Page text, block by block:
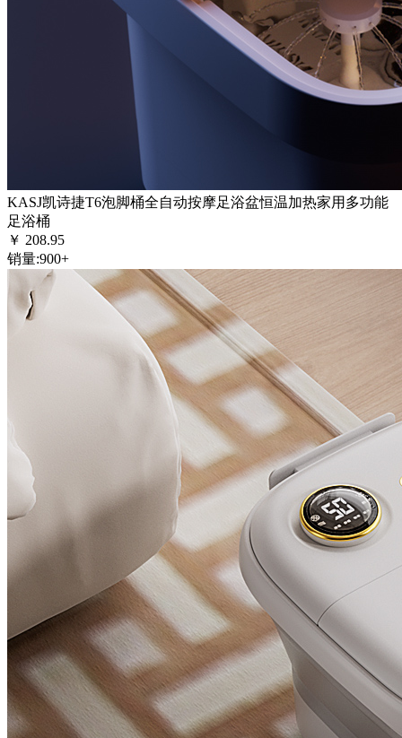
KASJ凯诗捷T6泡脚桶全自动按摩足浴盆恒温加热家用多功能
足浴桶
￥ 208.95
销量:900+